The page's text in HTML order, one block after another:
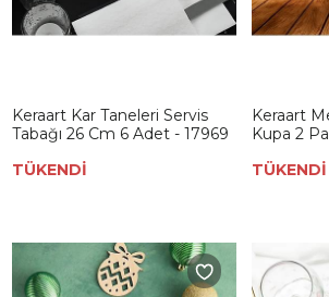
Keraart Kar Taneleri Servis
Tabağı 26 Cm 6 Adet - 17969
TÜKENDİ
Keraart
Kupa 2
TÜKENDİ